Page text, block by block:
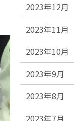
2023年12月
2023年11月
2023年10月
2023年9月
2023年8月
2023年7月